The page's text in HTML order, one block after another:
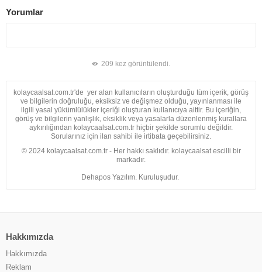
Yorumlar
209 kez görüntülendi.
kolaycaalsat.com.tr'de yer alan kullanıcıların oluşturduğu tüm içerik, görüş
ve bilgilerin doğruluğu, eksiksiz ve değişmez olduğu, yayınlanması ile
ilgili yasal yükümlülükler içeriği oluşturan kullanıcıya aittir. Bu içeriğin,
görüş ve bilgilerin yanlışlık, eksiklik veya yasalarla düzenlenmiş kurallara
aykırılığından kolaycaalsat.com.tr hiçbir şekilde sorumlu değildir.
Sorularınız için ilan sahibi ile irtibata geçebilirsiniz.
© 2024 kolaycaalsat.com.tr - Her hakkı saklıdır. kolaycaalsat escilli bir
markadır.
Dehapos Yazılım. Kuruluşudur.
Hakkımızda
Hakkımızda
Reklam